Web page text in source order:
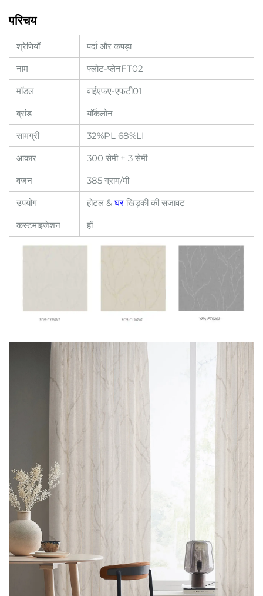
परिचय
श्रेणियाँ
पर्दा और कपड़ा
नाम
फ्लोट-प्लेनFT02
मॉडल
वाईएफए-एफटी01
ब्रांड
यॉर्कलोन
सामग्री
32%PL 68%LI
आकार
300 सेमी ± 3 सेमी
वजन
385 ग्राम/मी
उपयोग
होटल &घर खिड़की की सजावट
कस्टमाइजेशन
हाँ